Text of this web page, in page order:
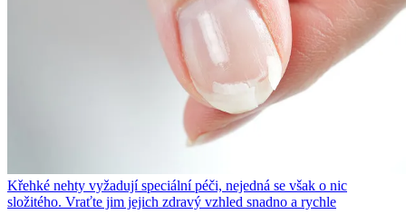
Křehké nehty vyžadují speciální péči, nejedná se však o nic
složitého. Vraťte jim jejich zdravý vzhled snadno a rychle